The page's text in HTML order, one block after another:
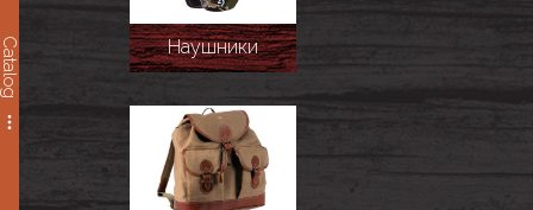
Catalog Наушники